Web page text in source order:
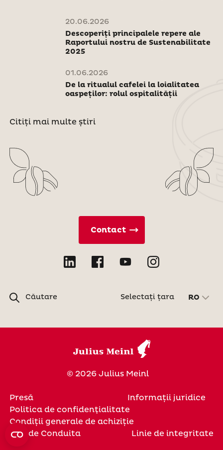
20.06.2026
Descoperiți principalele repere ale
Raportului nostru de Sustenabilitate
2025
01.06.2026
De la ritualul cafelei la loialitatea
oaspeților: rolul ospitalității
Citiți mai multe știri
Căutare
Contact
Selectați țara RO
© 2026 Julius Meinl
Presă
Informații juridice
Politica de confidenţialitate
Condiții generale de achiziție
Cod de Conduita
Linie de integritate